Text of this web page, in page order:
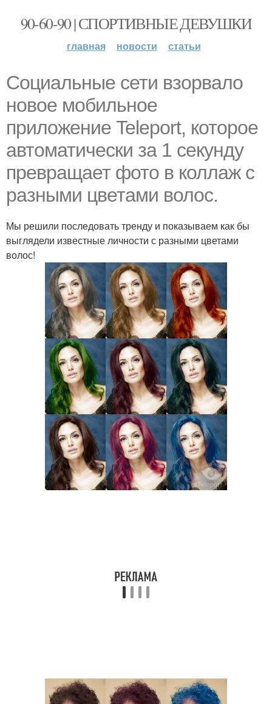
90-60-90 | СПОРТИВНЫЕ ДЕВУШКИ
главная новости статьи
Социальные сети взорвало
новое мобильное
приложение Teleport, которое
автоматически за 1 секунду
превращает фото в коллаж с
разными цветами волос.
Мы решили последовать тренду и показываем как бы
выглядели известные личности с разными цветами
волос!